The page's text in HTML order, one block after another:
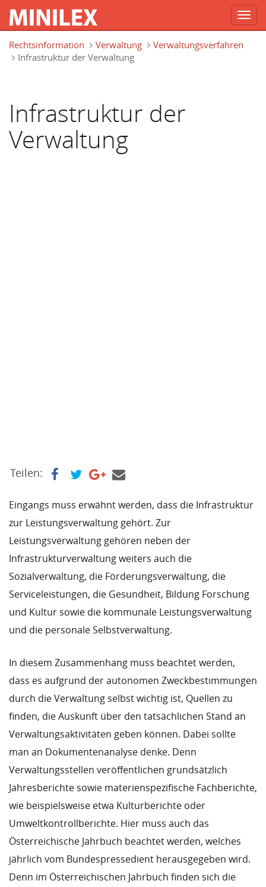
Rechtsinformation
Verwaltung
Verwaltungsverfahren
Infrastruktur der Verwaltung
Infrastruktur der
Verwaltung
Teilen:
Eingangs muss erwähnt werden, dass die Infrastruktur
zur Leistungsverwaltung gehört. Zur
Leistungsverwaltung gehören neben der
Infrastrukturverwaltung weiters auch die
Sozialverwaltung, die Förderungsverwaltung, die
Serviceleistungen, die Gesundheit, Bildung Forschung
und Kultur sowie die kommunale Leistungsverwaltung
und die personale Selbstverwaltung.
In diesem Zusammenhang muss beachtet werden,
dass es aufgrund der autonomen Zweckbestimmungen
durch die Verwaltung selbst wichtig ist, Quellen zu
finden, die Auskunft über den tatsächlichen Stand an
Verwaltungsaktivitäten geben können. Dabei sollte
man an Dokumentenanalyse denke. Denn
Verwaltungsstellen veröffentlichen grundsätzlich
Jahresberichte sowie materienspezifische Fachberichte,
wie beispielsweise etwa Kulturberichte oder
Umweltkontrollberichte. Hier muss auch das
Österreichische Jahrbuch beachtet werden, welches
jährlich vom Bundespressedient herausgegeben wird.
Denn im Österreichischen Jahrbuch finden sich die